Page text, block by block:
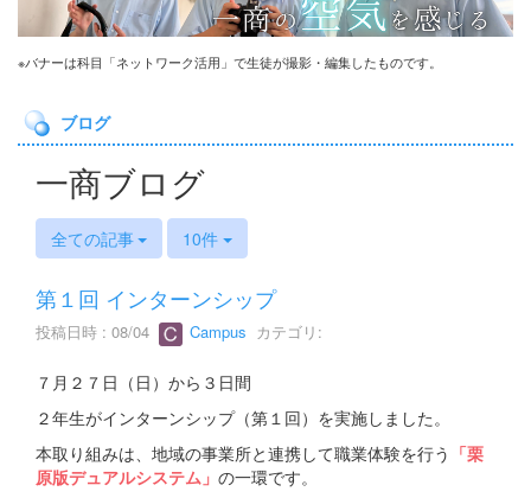
※バナーは科目「ネットワーク活用」で生徒が撮影・編集したものです。
ブログ
一商ブログ
全ての記事 10件
第１回 インターンシップ
投稿日時 : 08/04 Campus カテゴリ:
７月２７日（日）から３日間
２年生がインターンシップ（第１回）を実施しました。
本取り組みは、地域の事業所と連携して職業体験を行う 「栗
原版デュアルシステム」 の一環です。